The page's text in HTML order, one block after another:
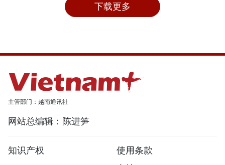
下载更多
主管部门：越南通讯社
网站总编辑：陈进笋
知识产权
使用条款